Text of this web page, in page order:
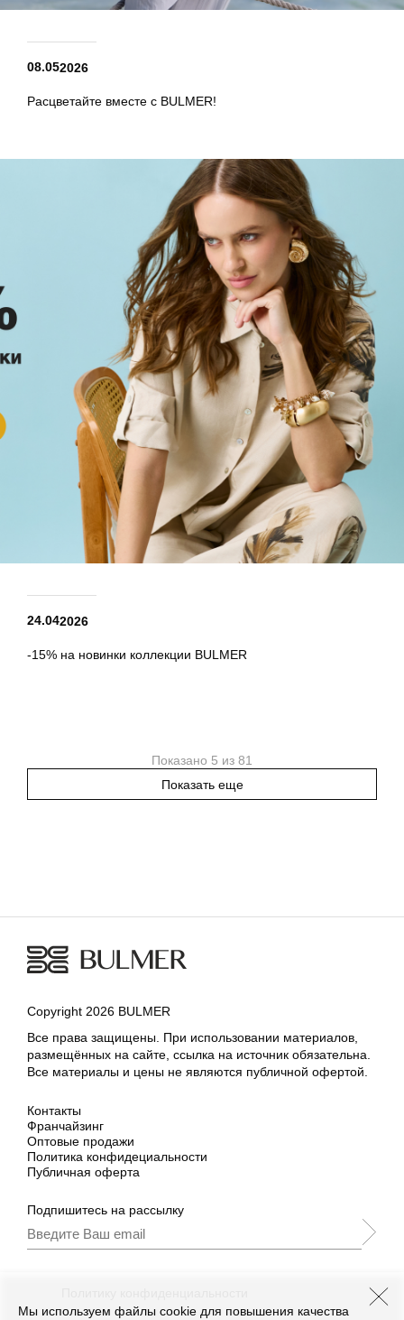
08.052026
Расцветайте вместе с BULMER!
24.042026
-15% на новинки коллекции BULMER
Показано 5 из 81
Показать еще
Copyright 2026 BULMER
Все права защищены. При использовании материалов,
размещённых на сайте, ссылка на источник обязательна.
Все материалы и цены не являются публичной офертой.
Контакты
Франчайзинг
Оптовые продажи
Политика конфидециальности
Публичная оферта
Подпишитесь на рассылку
промоакции.
Мы используем файлы cookie для повышения качества